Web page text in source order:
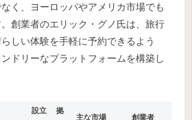
く、ヨーロッパやアメリカ市場でも
創業者のエリック・グノ氏は、旅行
しい体験を手軽に予約できるよう
ドリーなプラットフォームを構築し
設立
拠
主な市場 創業者